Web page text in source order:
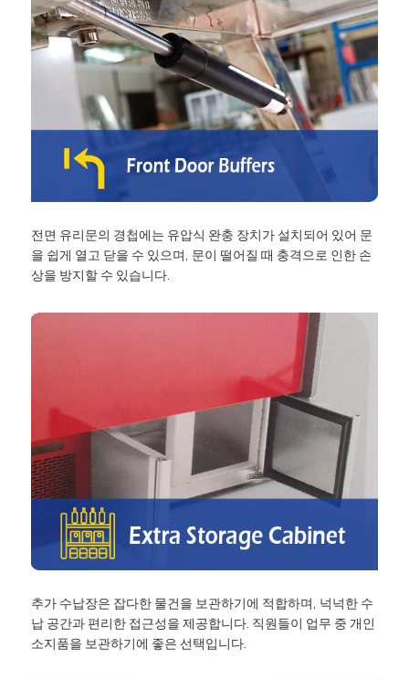
전면 유리문의 경첩에는 유압식 완충 장치가 설치되어 있어 문
을 쉽게 열고 닫을 수 있으며, 문이 떨어질 때 충격으로 인한 손
상을 방지할 수 있습니다.
추가 수납장은 잡다한 물건을 보관하기에 적합하며, 넉넉한 수
납 공간과 편리한 접근성을 제공합니다. 직원들이 업무 중 개인
소지품을 보관하기에 좋은 선택입니다.